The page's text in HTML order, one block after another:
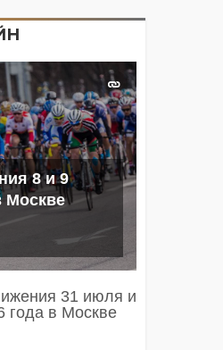
8 и 9
Москве
31 июля и
года в Москве